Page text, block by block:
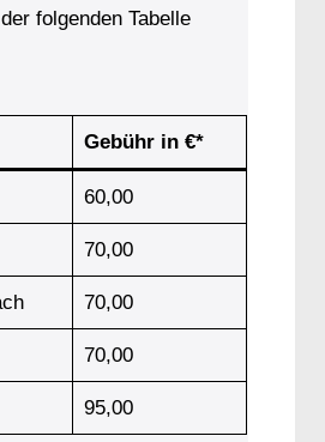
folgenden Tabelle
Gebühr in €*
60,00
70,00
70,00
70,00
95,00